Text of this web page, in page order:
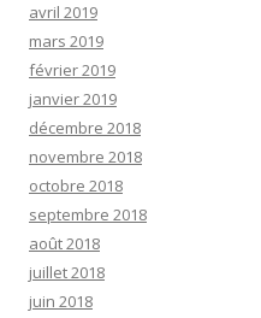
avril 2019
mars 2019
février 2019
janvier 2019
décembre 2018
novembre 2018
octobre 2018
septembre 2018
août 2018
juillet 2018
juin 2018